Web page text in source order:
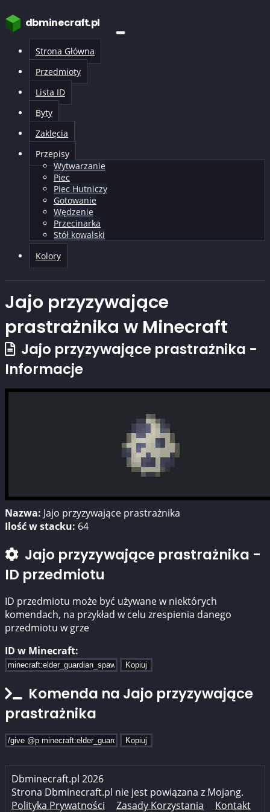
dbminecraft.pl
Strona Główna
Przedmioty
Lista ID
Byty
Zaklęcia
Przepisy
Wytwarzanie
Piec
Piec Hutniczy
Gotowanie
Wędzenie
Przecinarka
Stół kowalski
Kolory
Jajo przyzywające
prastrażnika w Minecraft
Jajo przyzywające prastrażnika -
Informacje
Nazwa: Jajo przyzywające prastrażnika
Ilość w stacku: 64
Jajo przyzywające prastrażnika -
ID przedmiotu
ID przedmiotu może być używane w niektórych
komendach, na przykład w celu zrespienia danego
przedmiotu w grze
ID w Minecraft:
Kopiuj
Komenda na Jajo przyzywające
prastrażnika
Kopiuj
Dbminecraft.pl 2026
Strona Dbminecraft.pl nie jest powiązana z Mojang.
Polityka Prywatności
Zasady Korzystania Kontakt